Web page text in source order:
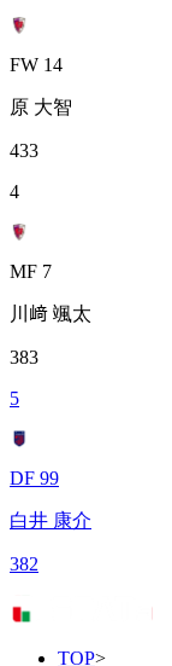
FW 14
原 大智
433
4
MF 7
川﨑 颯太
383
5
DF 99
白井 康介
382
TOP>